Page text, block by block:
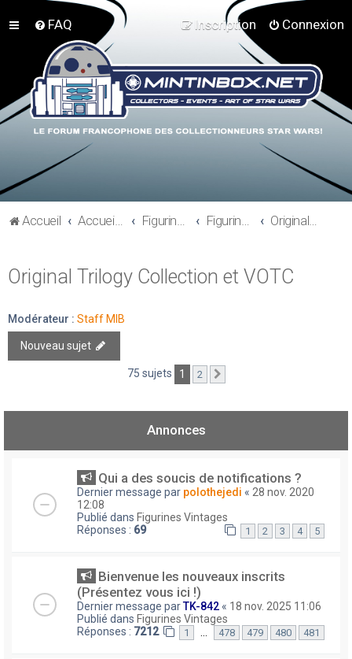
FAQ Connexion
Inscription
Accueil Accueil du forum Figurines 3"3/4, Playsets, Vaisseaux,… Figurines Modernes Original Trilogy Collection et VOTC
Original Trilogy Collection et VOTC
Modérateur : Staff MIB
Nouveau sujet
75 sujets 1 2
Annonces
Qui a des soucis de notifications ?
Dernier message par polothejedi « 28 nov. 2020
12:08
Publié dans Figurines Vintages
Réponses : 69 1 2 3 4 5
Bienvenue les nouveaux inscrits
(Présentez vous ici !)
Dernier message parTK-842 « 18 nov. 2025 11:06
Publié dans Figurines Vintages
Réponses : 7212 1 … 478 479 480 481